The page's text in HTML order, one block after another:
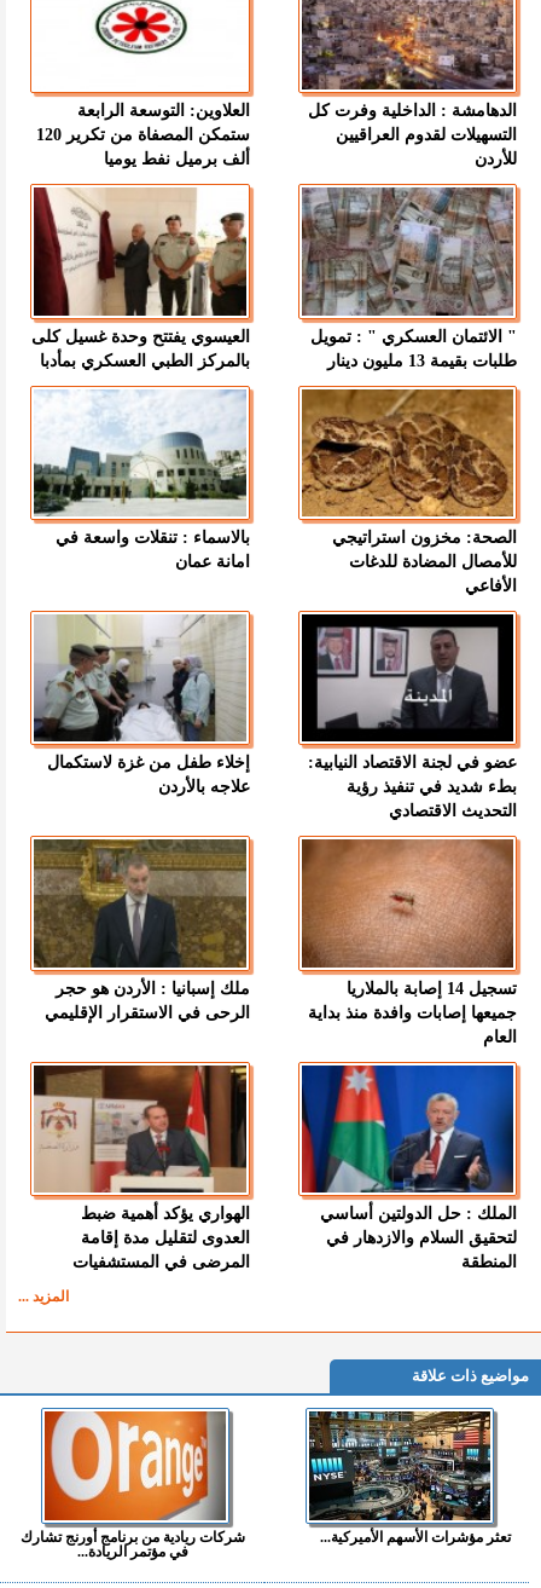
الدهامشة : الداخلية وفرت كل
التسهيلات لقدوم العراقيين
للأردن
العلاوين: التوسعة الرابعة
ستمكن المصفاة من تكرير 120
ألف برميل نفط يوميا
" الائتمان العسكري " : تمويل
طلبات بقيمة 13 مليون دينار
العيسوي يفتتح وحدة غسيل كلى
بالمركز الطبي العسكري بمأدبا
الصحة: مخزون استراتيجي
للأمصال المضادة للدغات
الأفاعي
بالاسماء : تنقلات واسعة في
امانة عمان
عضو في لجنة الاقتصاد النيابية:
بطء شديد في تنفيذ رؤية
التحديث الاقتصادي
إخلاء طفل من غزة لاستكمال
علاجه بالأردن
تسجيل 14 إصابة بالملاريا
جميعها إصابات وافدة منذ بداية
العام
ملك إسبانيا : الأردن هو حجر
الرحى في الاستقرار الإقليمي
الملك : حل الدولتين أساسي
لتحقيق السلام والازدهار في
المنطقة
الهواري يؤكد أهمية ضبط
العدوى لتقليل مدة إقامة
المرضى في المستشفيات
المزيد ...
مواضيع ذات علاقة
تعثر مؤشرات الأسهم الأميركية...
شركات ريادية من برنامج أورنج تشارك
في مؤتمر الريادة...